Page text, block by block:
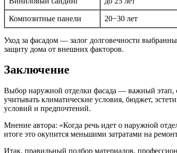
Композитные панели 20−30 лет
Уход за фасадом — залог долговечности
защиту дома от внешних факторов.
Заключение
Выбор наружной отделки фасада — важный этап,
учитывать климатические условия, бюджет,
условий и предпочтений.
Мнение автора: «Когда речь идет о наружной
итоге это окупится меньшими затратами на
Итак, правильный подбор материалов,